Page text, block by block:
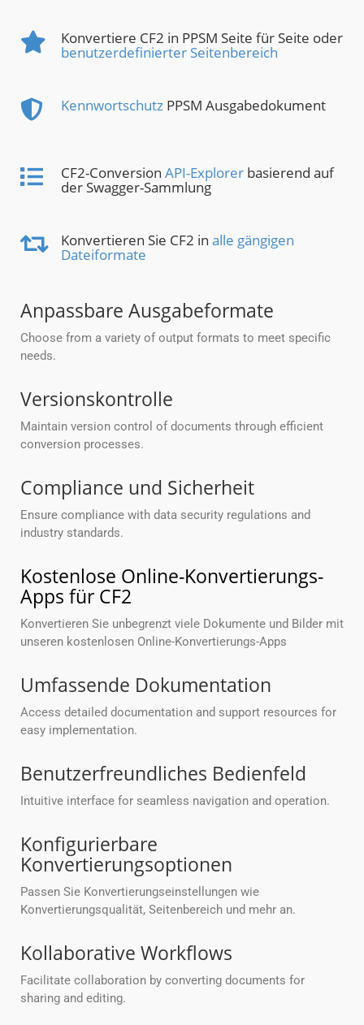
Konvertiere CF2 in PPSM Seite für Seite oder
benutzerdefinierter Seitenbereich
Kennwortschutz PPSM Ausgabedokument
CF2-Conversion API-Explorer basierend auf
der Swagger-Sammlung
Konvertieren Sie CF2 in alle gängigen
Dateiformate
Anpassbare Ausgabeformate
Choose from a variety of output formats to meet specific
needs.
Versionskontrolle
Maintain version control of documents through efficient
conversion processes.
Compliance und Sicherheit
Ensure compliance with data security regulations and
industry standards.
Kostenlose Online-Konvertierungs-
Apps für CF2
Konvertieren Sie unbegrenzt viele Dokumente und Bilder mit
unseren kostenlosen Online-Konvertierungs-Apps
Umfassende Dokumentation
Access detailed documentation and support resources for
easy implementation.
Benutzerfreundliches Bedienfeld
Intuitive interface for seamless navigation and operation.
Konfigurierbare
Konvertierungsoptionen
Passen Sie Konvertierungseinstellungen wie
Konvertierungsqualität, Seitenbereich und mehr an.
Kollaborative Workflows
Facilitate collaboration by converting documents for
sharing and editing.